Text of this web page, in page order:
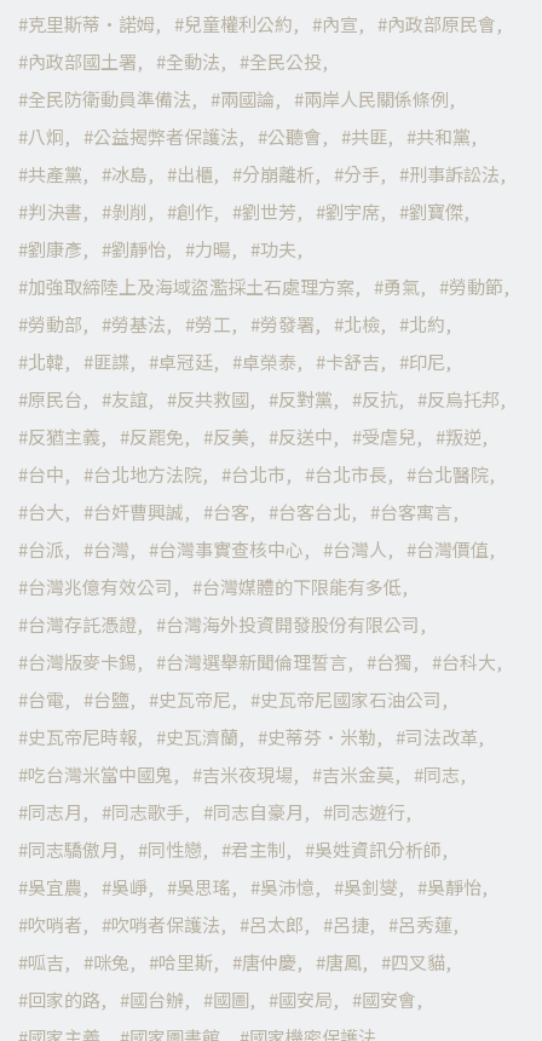
克里斯蒂·諾姆
兒童權利公約 內宣
內政部原民會
內政部國土署
全動法
全民公投
全民防衛動員準備法
兩國論
兩岸人民關係條例
八炯
公益揭弊者保護法 公聽會 共匪
共和黨
共產黨
冰島 出櫃 分崩離析 分手
刑事訴訟法
判決書
剝削 創作 劉世芳 劉宇席
劉寶傑
劉康彥
劉靜怡 力暘
功夫
加強取締陸上及海域盜濫採土石處理方案
勇氣
勞動節
勞動部
勞基法 勞工 勞發署 北檢
北約
北韓
匪諜 卓冠廷 卓榮泰 卡舒吉
印尼
原民台
友誼 反共救國 反對黨 反抗
反烏托邦
反猶主義
反罷免 反美 反送中 受虐兒
叛逆
台中
台北地方法院 台北市 台北市長
台北醫院
台大
台奸曹興誠 台客 台客台北
台客寓言
台派
台灣 台灣事實查核中心 台灣人
台灣價值
台灣兆億有效公司
台灣媒體的下限能有多低
台灣存託憑證
台灣海外投資開發股份有限公司
台灣版麥卡錫
台灣選舉新聞倫理誓言 台獨
台科大
台電
台鹽 史瓦帝尼
史瓦帝尼國家石油公司
史瓦帝尼時報
史瓦濟蘭 史蒂芬·米勒
司法改革
吃台灣米當中國鬼
吉米夜現場 吉米金莫
同志
同志月
同志歌手 同志自豪月
同志遊行
同志驕傲月
同性戀 君主制
吳姓資訊分析師
吳宜農
吳崢 吳思瑤 吳沛憶 吳釗燮
吳靜怡
吹哨者
吹哨者保護法 呂太郎 呂捷
呂秀蓮
呱吉
咪兔 哈里斯 唐仲慶 唐鳳
四叉貓
回家的路
國台辦 國圖 國安局
國安會